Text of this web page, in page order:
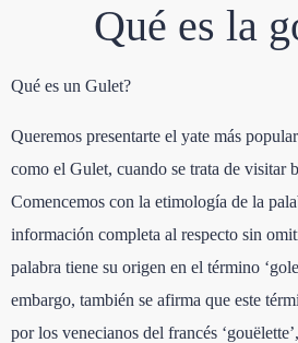
Qué es la
Qué es un Gulet?
Queremos presentarte el yate más
como el Gulet, cuando se trata de visitar
Comencemos con la etimología de la
información completa al respecto sin
palabra tiene su origen en el término
embargo, también se afirma que este
por los venecianos del francés